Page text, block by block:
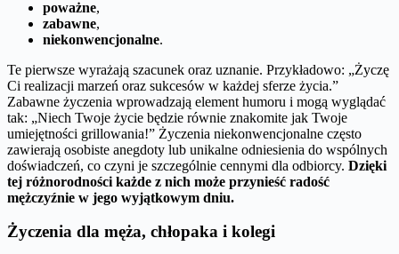
poważne,
zabawne,
niekonwencjonalne.
Te pierwsze wyrażają szacunek oraz uznanie. Przykładowo: „Życzę
Ci realizacji marzeń oraz sukcesów w każdej sferze życia.”
Zabawne życzenia wprowadzają element humoru i mogą wyglądać
tak: „Niech Twoje życie będzie równie znakomite jak Twoje
umiejętności grillowania!” Życzenia niekonwencjonalne często
zawierają osobiste anegdoty lub unikalne odniesienia do wspólnych
doświadczeń, co czyni je szczególnie cennymi dla odbiorcy. Dzięki
tej różnorodności każde z nich może przynieść radość
mężczyźnie w jego wyjątkowym dniu.
Życzenia dla męża, chłopaka i kolegi